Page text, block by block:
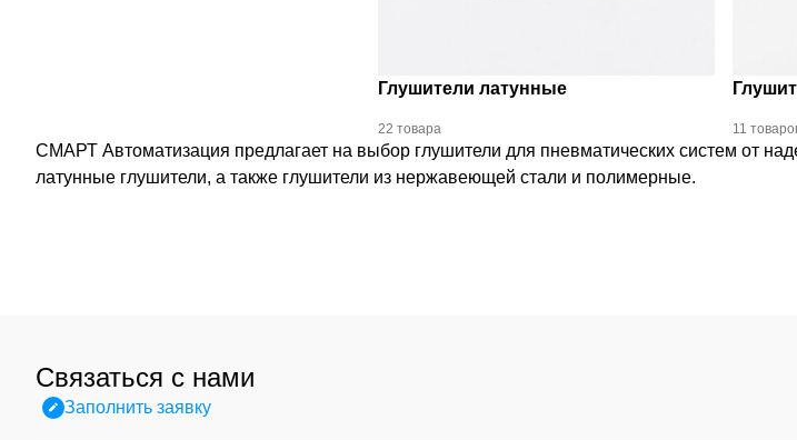
Глушители латунные
22 товара 11
СМАРТ Автоматизация предлагает на выбор глушители для пневматических систем от
латунные глушители, а также глушители из нержавеющей стали и полимерные.
Связаться с нами
Заполнить заявку